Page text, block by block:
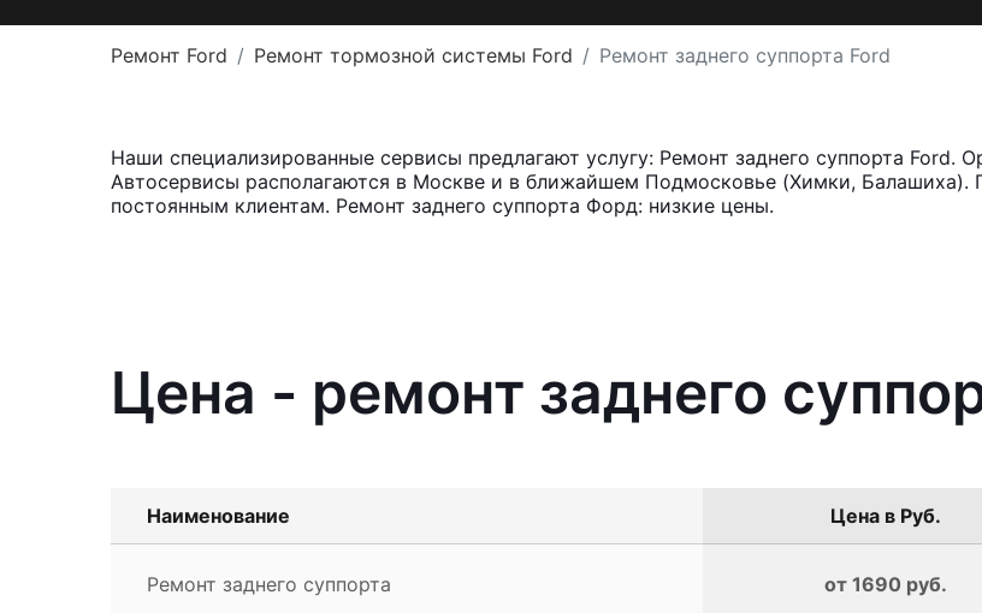
Ремонт Ford Ремонт тормозной системы Ford Ремонт заднего суппорта Ford
Наши специализированные сервисы предлагают услугу: Ремонт заднего суппорта Ford.
Автосервисы располагаются в Москве и в ближайшем Подмосковье (Химки, Балашиха).
постоянным клиентам. Ремонт заднего суппорта Форд: низкие цены.
Цена - ремонт заднего
Наименование Цена в Руб.
Ремонт заднего суппорта от 1690 руб.